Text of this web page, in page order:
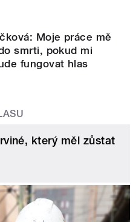
Moje práce mě
smrti, pokud mi
fungovat hlas
který měl zůstat